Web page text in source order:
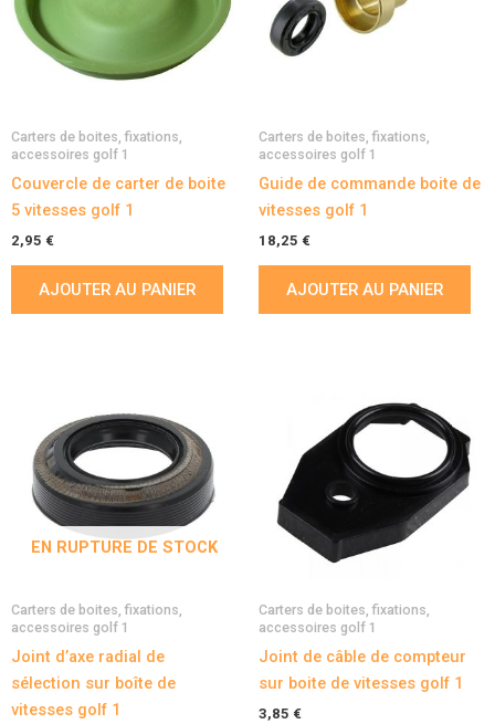
Carters de boites, fixations,
accessoires golf 1
Couvercle de carter de boite
5 vitesses golf 1
2,95 €
AJOUTER AU PANIER
Carters de boites, fixations,
accessoires golf 1
Guide de commande boite de
vitesses golf 1
18,25 €
AJOUTER AU PANIER
EN RUPTURE DE STOCK
Carters de boites, fixations,
accessoires golf 1
Joint d’axe radial de
sélection sur boîte de
vitesses golf 1
Carters de boites, fixations,
accessoires golf 1
Joint de câble de compteur
sur boite de vitesses golf 1
3,85 €